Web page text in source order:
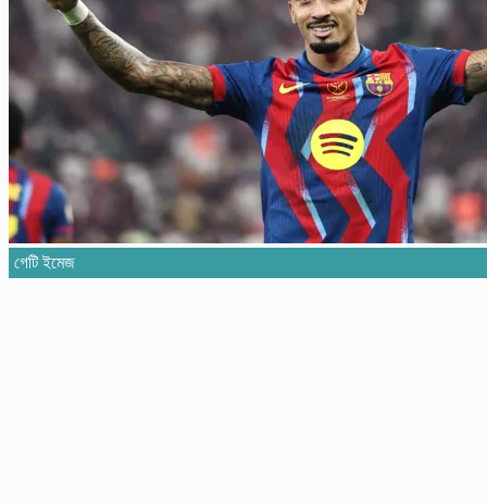
গেটি ইমেজ